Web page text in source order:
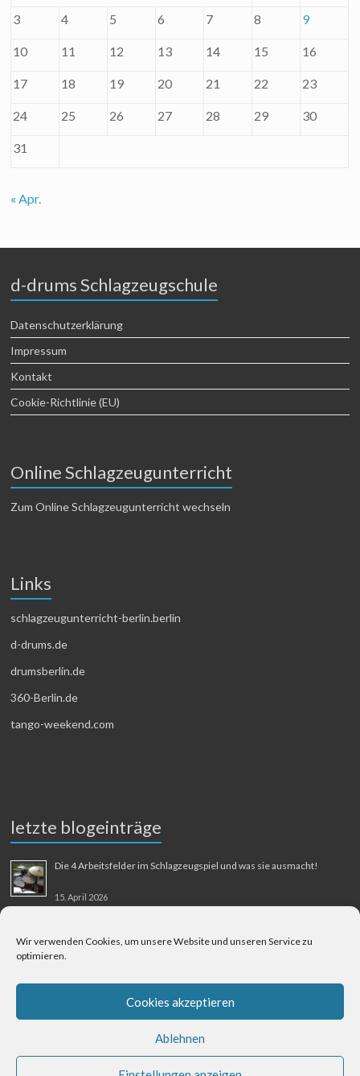
Wir verwenden Cookies, um unsere Website und unseren Service zu
optimieren.
Cookies akzeptieren
Ablehnen
3 4 5 6 7 8 9
10 11 12 13 14 15 16
17 18 19 20 21 22 23
24 25 26 27 28 29 30
31
« Apr.
d-drums Schlagzeugschule
Datenschutzerklärung
Impressum
Kontakt
Cookie-Richtlinie (EU)
Online Schlagzeugunterricht
Zum Online Schlagzeugunterricht wechseln
Links
schlagzeugunterricht-berlin.berlin
d-drums.de
drumsberlin.de
360-Berlin.de
tango-weekend.com
letzte blogeinträge
Die 4 Arbeitsfelder im Schlagzeugspiel und was sie ausmacht!
15. April 2026
31. August 2025
Berliner Flughafen Tegel – Berlin-Bangkok